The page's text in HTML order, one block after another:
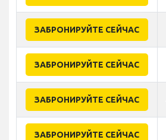
ЗАБРОНИРУЙТЕ СЕЙЧАС
ЗАБРОНИРУЙТЕ СЕЙЧАС
ЗАБРОНИРУЙТЕ СЕЙЧАС
ЗАБРОНИРУЙТЕ СЕЙЧАС